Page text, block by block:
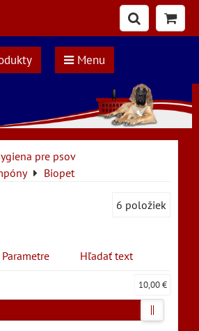
Menu
pre psov
Biopet
6 položiek
Parametre Hľadať text
10,00 €